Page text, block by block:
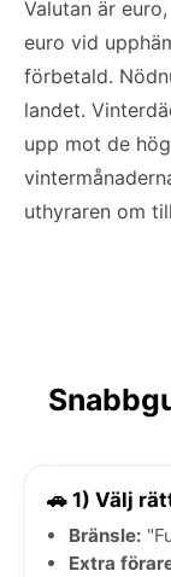
Valutan är
euro vid
förbetald.
landet.
upp mot de
uthyraren om
🚗 1) Välj
Bränsle:
Extra